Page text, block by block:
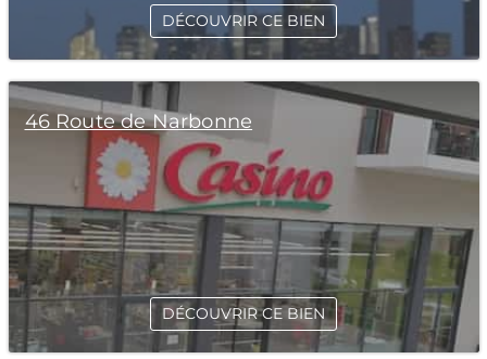
DÉCOUVRIR CE BIEN
46 Route de Narbonne
DÉCOUVRIR CE BIEN